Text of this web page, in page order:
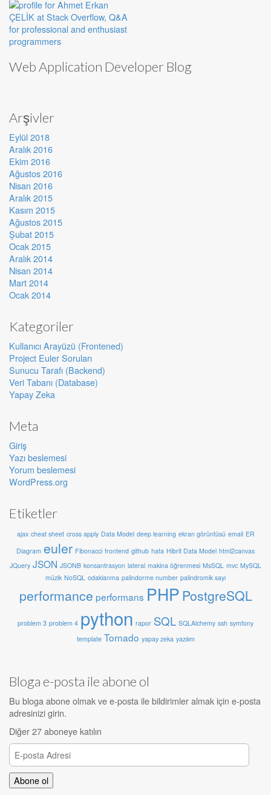
Web Application Developer Blog
Arşivler
Eylül 2018
Aralık 2016
Ekim 2016
Ağustos 2016
Nisan 2016
Aralık 2015
Kasım 2015
Ağustos 2015
Şubat 2015
Ocak 2015
Aralık 2014
Nisan 2014
Mart 2014
Ocak 2014
Kategoriler
Kullanıcı Arayüzü (Frontened)
Project Euler Soruları
Sunucu Tarafı (Backend)
Veri Tabanı (Database)
Yapay Zeka
Meta
Giriş
Yazı beslemesi
Yorum beslemesi
WordPress.org
Etiketler
ajax cheat sheet cross apply Data Model deep learning ekran görüntüsü email ER
Diagram euler Fibonacci frontend github hata Hibrit Data Model html2canvas
JQuery JSON JSONB konsantrasyon lateral makina öğrenmesi MsSQL mvc MySQL
müzik NoSQL odaklanma palindorme number palindromik sayı
performance performans PHP PostgreSQL
problem 3 problem 4 python rapor SQL SQLAlchemy ssh symfony
template Tornado yapay zeka yazılım
Bloga e-posta ile abone ol
Bu bloga abone olmak ve e-posta ile bildirimler almak için e-posta
adresinizi girin.
Diğer 27 aboneye katılın
E-
posta
Adresi
Abone ol